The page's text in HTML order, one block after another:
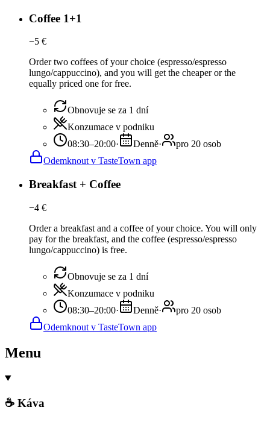
Coffee 1+1
−5 €
Order two coffees of your choice (espresso/espresso
lungo/cappuccino), and you will get the cheaper or the
equally priced one for free.
Obnovuje se za 1 dní
Konzumace v podniku
08:30–20:00· Denně·
pro 20 osob
Odemknout v TasteTown app
Breakfast + Coffee
−4 €
Order a breakfast and a coffee of your choice. You will only
pay for the breakfast, and the coffee (espresso/espresso
lungo/cappuccino) is free.
Obnovuje se za 1 dní
Konzumace v podniku
08:30–20:00· Denně·
pro 20 osob
Odemknout v TasteTown app
Menu
☕ Káva